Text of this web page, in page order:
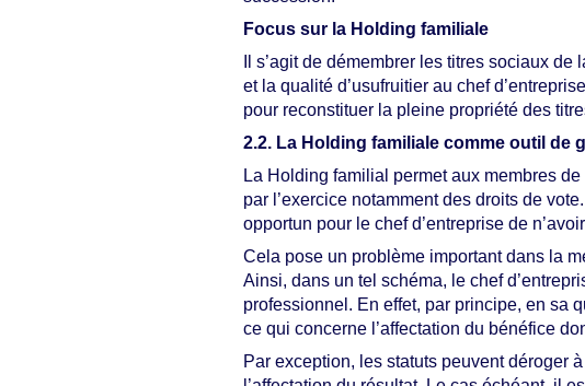
Focus sur la Holding familiale
Il s’agit de démembrer les titres sociaux
et la qualité d’usufruitier au chef
pour reconstituer la pleine propriété des
2.2. La Holding familiale comme outil de
La Holding familial permet aux membres
par l’exercice notamment des droits de
opportun pour le chef d’entreprise de
Cela pose un problème important dans la
Ainsi, dans un tel schéma, le chef
professionnel. En effet, par principe, en sa
ce qui concerne l’affectation du bénéfice
Par exception, les statuts peuvent déroger